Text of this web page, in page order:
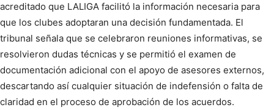
acreditado que LALIGA facilitó la información necesaria para
que los clubes adoptaran una decisión fundamentada. El
tribunal señala que se celebraron reuniones informativas, se
resolvieron dudas técnicas y se permitió el examen de
documentación adicional con el apoyo de asesores externos,
descartando así cualquier situación de indefensión o falta de
claridad en el proceso de aprobación de los acuerdos.